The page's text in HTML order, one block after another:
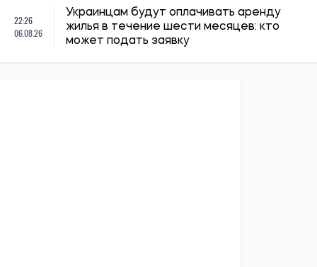
22:26
06.08.26
Украинцам будут оплачивать аренду
жилья в течение шести месяцев: кто
может подать заявку